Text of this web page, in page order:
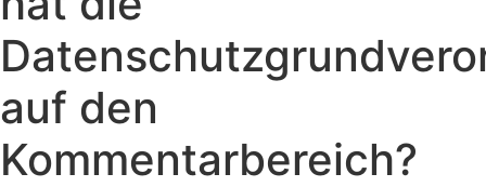
auf den
Kommentarbereich?